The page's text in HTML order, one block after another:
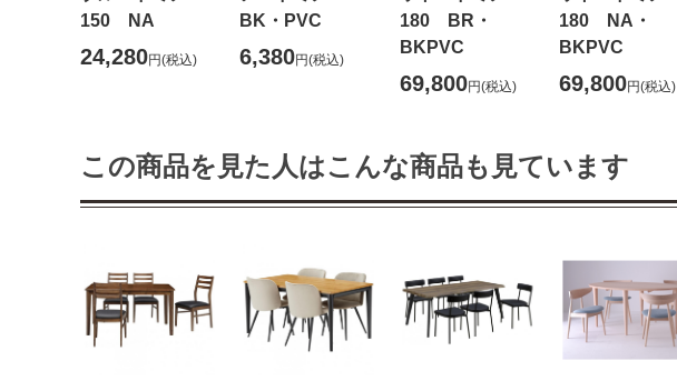
150 NA
24,280円(税込)
BK・PVC
6,380円(税込)
180 BR・
BKPVC
69,800円(税込)
180 NA・
BKPVC
69,800円(税込)
この商品を見た人はこんな商品も見ています